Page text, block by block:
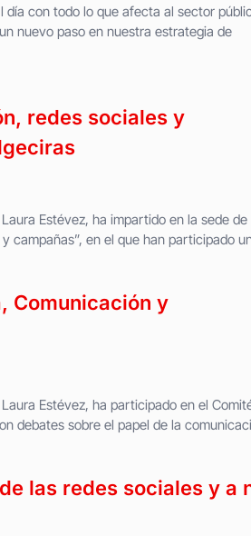
día con todo lo que afecta al sector
nuevo paso en nuestra estrategia de
redes sociales y
Estévez, ha impartido en la sede de
campañas”, en el que han participado
Comunicación y
Estévez, ha participado en el
debates sobre el papel de la
las redes sociales y a